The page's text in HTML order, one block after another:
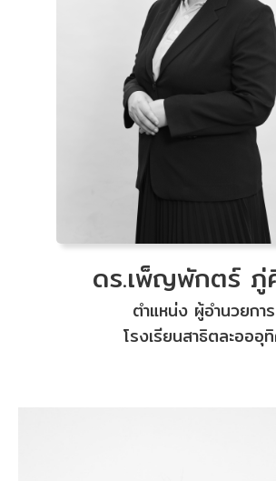
ดร.เพ็ญพักตร์ ภู่
ตำแหน่ง ผู้อำนวยการ
โรงเรียนสาธิตละอออุ